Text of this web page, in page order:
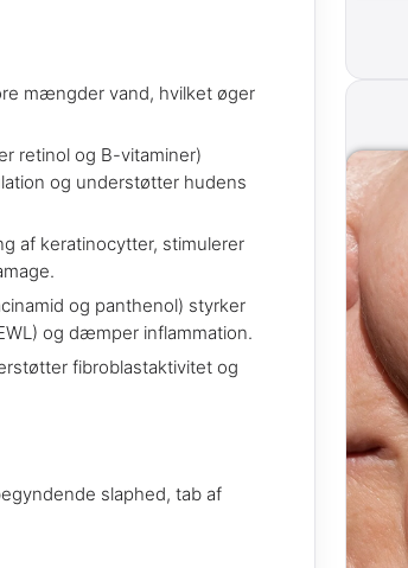
mængder vand, hvilket øger
retinol og B-vitaminer)
og understøtter hudens
af keratinocytter, stimulerer
og panthenol) styrker
og dæmper inflammation.
fibroblastaktivitet og
slaphed, tab af